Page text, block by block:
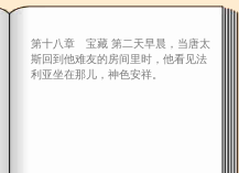
第十八章 宝藏 第二天早晨，当唐太
斯回到他难友的房间里时，他看见法
利亚坐在那儿，神色安祥。